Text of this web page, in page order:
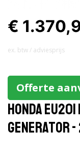
€
ex. btw / adviesprijs
Offerte
Honda
generator -